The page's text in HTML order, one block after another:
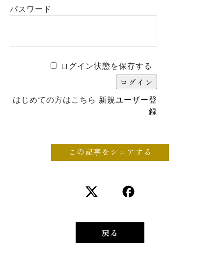
パスワード
ログイン状態を保存する
はじめての方はこちら 新規ユーザー登
録
この記事をシェアする
戻る